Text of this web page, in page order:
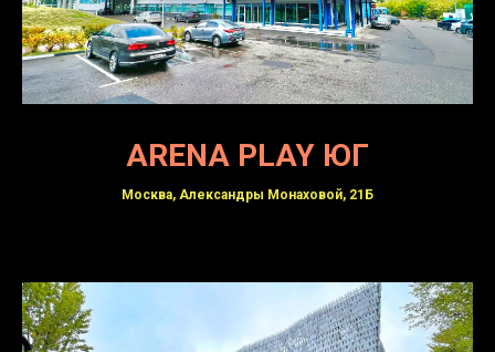
ARENA PLAY ЮГ
Москва, Александры Монаховой, 21Б